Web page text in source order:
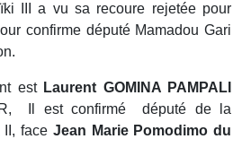
III a vu sa recoure rejetée pour
confirme député Mamadou Gari
estLaurent GOMINA PAMPALI
Il est confirmé député de la
II, face Jean Marie Pomodimo du